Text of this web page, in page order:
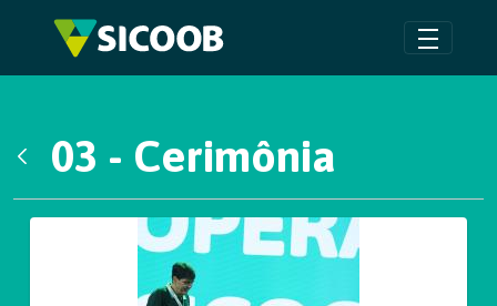
Pular para o Conteúdo principal
03 - Cerimônia
Galeria de Mídias